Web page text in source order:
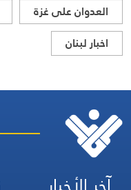
العدوان على غزة
اخبار لبنان